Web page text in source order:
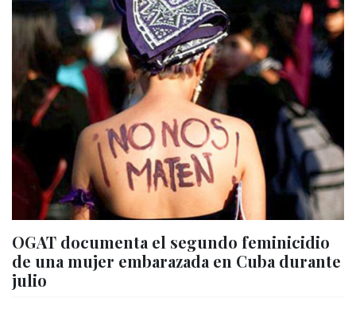
OGAT documenta el segundo feminicidio
de una mujer embarazada en Cuba durante
julio